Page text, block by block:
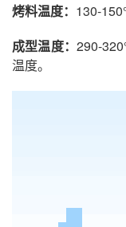
烤料温度： 130-
成型温度： 290-
温度。